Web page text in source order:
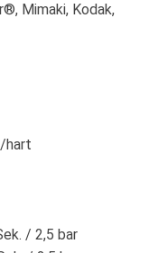
Mimaki, Kodak,
hart
/ 2,5 bar